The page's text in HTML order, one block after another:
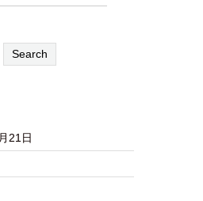
21日